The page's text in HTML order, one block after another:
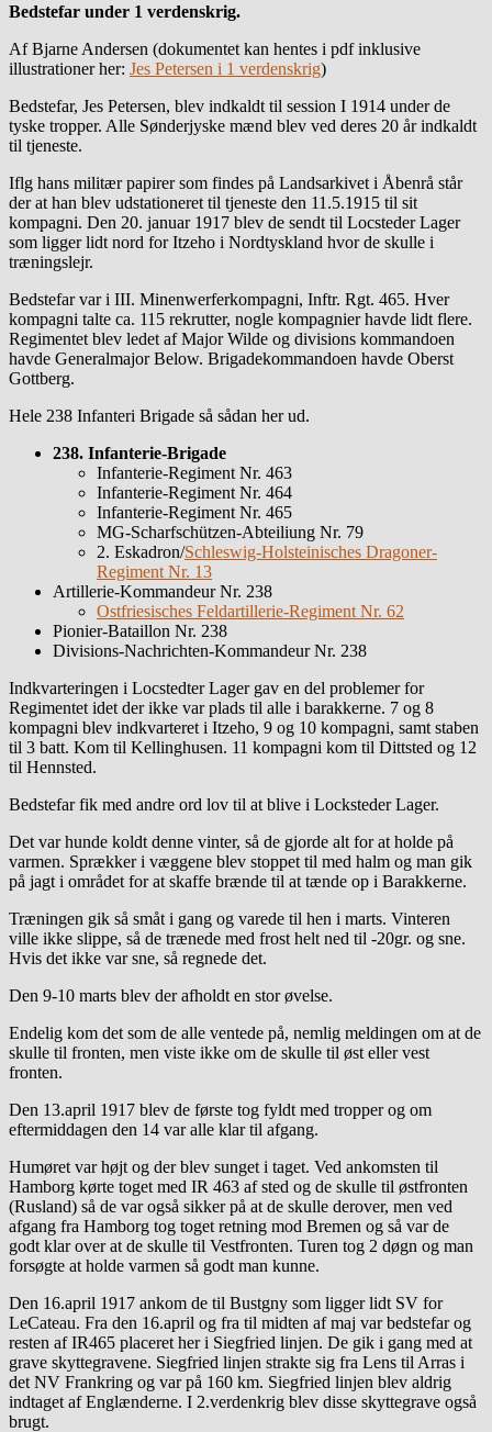
Bedstefar under 1 verdenskrig.
Af Bjarne Andersen (dokumentet kan hentes i pdf inklusive
illustrationer her: Jes Petersen i 1 verdenskrig)
Bedstefar, Jes Petersen, blev indkaldt til session I 1914 under de
tyske tropper. Alle Sønderjyske mænd blev ved deres 20 år indkaldt
til tjeneste.
Iflg hans militær papirer som findes på Landsarkivet i Åbenrå står
der at han blev udstationeret til tjeneste den 11.5.1915 til sit
kompagni. Den 20. januar 1917 blev de sendt til Locsteder Lager
som ligger lidt nord for Itzeho i Nordtyskland hvor de skulle i
træningslejr.
Bedstefar var i III. Minenwerferkompagni, Inftr. Rgt. 465. Hver
kompagni talte ca. 115 rekrutter, nogle kompagnier havde lidt flere.
Regimentet blev ledet af Major Wilde og divisions kommandoen
havde Generalmajor Below. Brigadekommandoen havde Oberst
Gottberg.
Hele 238 Infanteri Brigade så sådan her ud.
238. Infanterie-Brigade
Infanterie-Regiment Nr. 463
Infanterie-Regiment Nr. 464
Infanterie-Regiment Nr. 465
MG-Scharfschützen-Abteiliung Nr. 79
2. Eskadron/Schleswig-Holsteinisches Dragoner-
Regiment Nr. 13
Artillerie-Kommandeur Nr. 238
Ostfriesisches Feldartillerie-Regiment Nr. 62
Pionier-Bataillon Nr. 238
Divisions-Nachrichten-Kommandeur Nr. 238
Indkvarteringen i Locstedter Lager gav en del problemer for
Regimentet idet der ikke var plads til alle i barakkerne. 7 og 8
kompagni blev indkvarteret i Itzeho, 9 og 10 kompagni, samt staben
til 3 batt. Kom til Kellinghusen. 11 kompagni kom til Dittsted og 12
til Hennsted.
Bedstefar fik med andre ord lov til at blive i Locksteder Lager.
Det var hunde koldt denne vinter, så de gjorde alt for at holde på
varmen. Sprækker i væggene blev stoppet til med halm og man gik
på jagt i området for at skaffe brænde til at tænde op i Barakkerne.
Træningen gik så småt i gang og varede til hen i marts. Vinteren
ville ikke slippe, så de trænede med frost helt ned til -20gr. og sne.
Hvis det ikke var sne, så regnede det.
Den 9-10 marts blev der afholdt en stor øvelse.
Endelig kom det som de alle ventede på, nemlig meldingen om at de
skulle til fronten, men viste ikke om de skulle til øst eller vest
fronten.
Den 13.april 1917 blev de første tog fyldt med tropper og om
eftermiddagen den 14 var alle klar til afgang.
Humøret var højt og der blev sunget i taget. Ved ankomsten til
Hamborg kørte toget med IR 463 af sted og de skulle til østfronten
(Rusland) så de var også sikker på at de skulle derover, men ved
afgang fra Hamborg tog toget retning mod Bremen og så var de
godt klar over at de skulle til Vestfronten. Turen tog 2 døgn og man
forsøgte at holde varmen så godt man kunne.
Den 16.april 1917 ankom de til Bustgny som ligger lidt SV for
LeCateau. Fra den 16.april og fra til midten af maj var bedstefar og
resten af IR465 placeret her i Siegfried linjen. De gik i gang med at
grave skyttegravene. Siegfried linjen strakte sig fra Lens til Arras i
det NV Frankring og var på 160 km. Siegfried linjen blev aldrig
indtaget af Englænderne. I 2.verdenkrig blev disse skyttegrave også
brugt.